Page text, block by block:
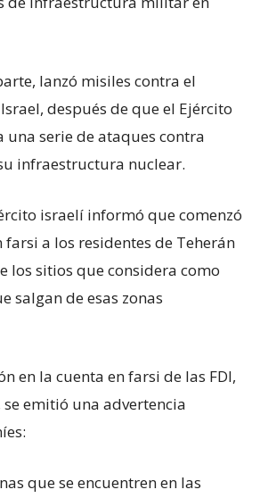
lanzó misiles contra el
después de que el Ejército
serie de ataques contra
infraestructura nuclear.
israelí informó que comenzó
farsi a los residentes de Teherán
los sitios que considera como
salgan de esas zonas
en la cuenta en farsi de las FDI,
se emitió una advertencia
que se encuentren en las